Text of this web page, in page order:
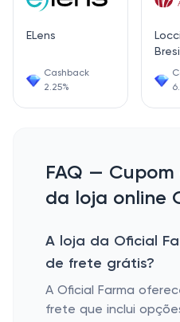
ELens
Cashback
2.25%
Bresil
FAQ —
da loja online
A loja da Oficial
de frete grátis?
A Oficial Farma
frete que inclui